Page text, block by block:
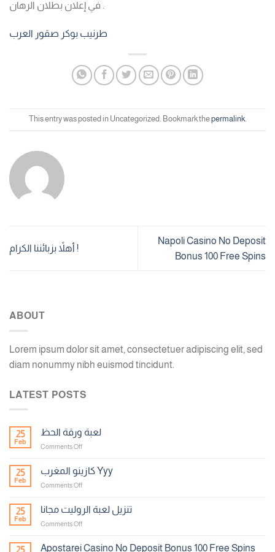
في إعلان بطلان الرهان .
طرنيب بوكر صقور العرب
This entry was posted in Uncategorized. Bookmark thepermalink.
أهلاً بزبائننا الكرام !
Napoli Casino No Deposit
Bonus 100 Free Spins
ABOUT
Lorem ipsum dolor sit amet, consectetuer adipiscing elit, sed
diam nonummy nibh euismod tincidunt.
LATEST POSTS
25
Feb
لعبة ورقة الحظ
Comments Offon
ورقة
الحظ
25
Feb
كازينو المغرب Yyy
Comments Offon
المغرب
Yyy
25
Feb
تنزيل لعبة الروليت مجانا
Comments Offon
لعبة
Apostarei Casino No Deposit Bonus 100 Free Spins